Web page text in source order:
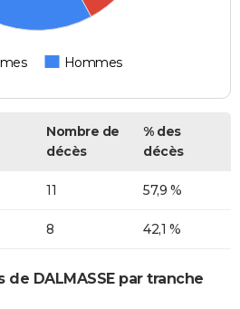
Hommes
Nombre de
décès
% des
décès
11 57,9 %
8 42,1 %
DALMASSE par tranche